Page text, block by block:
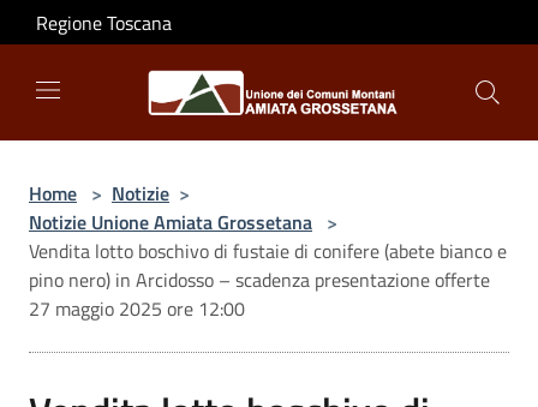
Salta al contenuto principale
Regione Toscana
Home > Notizie >
Notizie Unione Amiata Grossetana >
Vendita lotto boschivo di fustaie di conifere (abete bianco e
pino nero) in Arcidosso – scadenza presentazione offerte
27 maggio 2025 ore 12:00